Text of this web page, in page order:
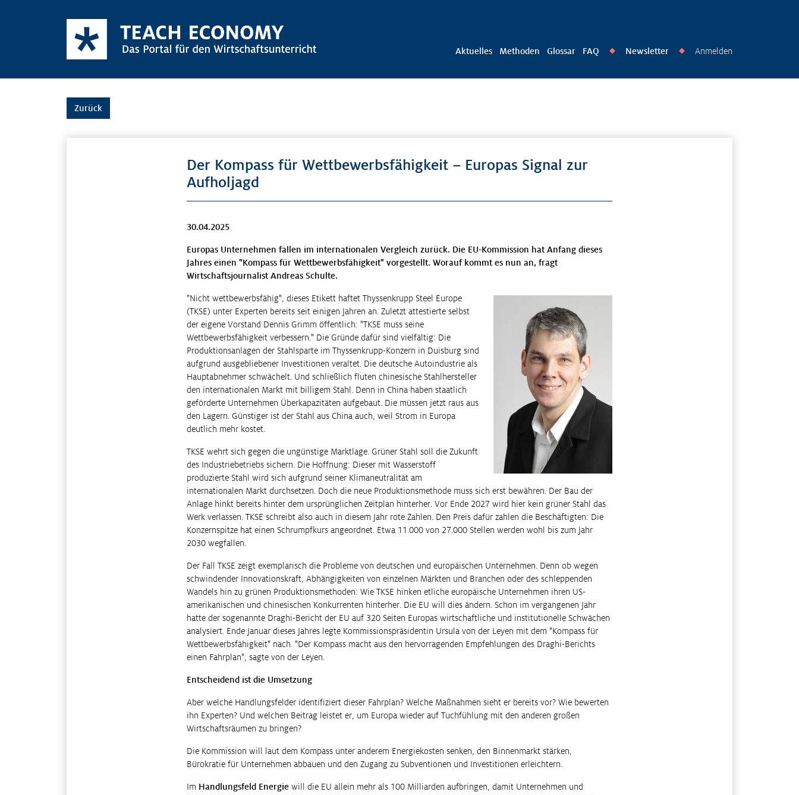
Aktuelles Methoden Glossar FAQ ◆ Newsletter ◆ Anmelden
Zurück
Der Kompass für Wettbewerbsfähigkeit – Europas Signal zur
Aufholjagd
30.04.2025
Europas Unternehmen fallen im internationalen Vergleich zurück. Die EU-Kommission hat Anfang dieses
Jahres einen "Kompass für Wettbewerbsfähigkeit" vorgestellt. Worauf kommt es nun an, fragt
Wirtschaftsjournalist Andreas Schulte.
"Nicht wettbewerbsfähig", dieses Etikett haftet Thyssenkrupp Steel Europe
(TKSE) unter Experten bereits seit einigen Jahren an. Zuletzt attestierte selbst
der eigene Vorstand Dennis Grimm öffentlich: "TKSE muss seine
Wettbewerbsfähigkeit verbessern." Die Gründe dafür sind vielfältig: Die
Produktionsanlagen der Stahlsparte im Thyssenkrupp-Konzern in Duisburg sind
aufgrund ausgebliebener Investitionen veraltet. Die deutsche Autoindustrie als
Hauptabnehmer schwächelt. Und schließlich fluten chinesische Stahlhersteller
den internationalen Markt mit billigem Stahl. Denn in China haben staatlich
geförderte Unternehmen Überkapazitäten aufgebaut. Die müssen jetzt raus aus
den Lagern. Günstiger ist der Stahl aus China auch, weil Strom in Europa
deutlich mehr kostet.
TKSE wehrt sich gegen die ungünstige Marktlage. Grüner Stahl soll die Zukunft
des Industriebetriebs sichern. Die Hoffnung: Dieser mit Wasserstoff
produzierte Stahl wird sich aufgrund seiner Klimaneutralität am
internationalen Markt durchsetzen. Doch die neue Produktionsmethode muss sich erst bewähren. Der Bau der
Anlage hinkt bereits hinter dem ursprünglichen Zeitplan hinterher. Vor Ende 2027 wird hier kein grüner Stahl das
Werk verlassen. TKSE schreibt also auch in diesem Jahr rote Zahlen. Den Preis dafür zahlen die Beschäftigten: Die
Konzernspitze hat einen Schrumpfkurs angeordnet. Etwa 11.000 von 27.000 Stellen werden wohl bis zum Jahr
2030 wegfallen.
Der Fall TKSE zeigt exemplarisch die Probleme von deutschen und europäischen Unternehmen. Denn ob wegen
schwindender Innovationskraft, Abhängigkeiten von einzelnen Märkten und Branchen oder des schleppenden
Wandels hin zu grünen Produktionsmethoden: Wie TKSE hinken etliche europäische Unternehmen ihren US-
amerikanischen und chinesischen Konkurrenten hinterher. Die EU will dies ändern. Schon im vergangenen Jahr
hatte der sogenannte Draghi-Bericht der EU auf 320 Seiten Europas wirtschaftliche und institutionelle Schwächen
analysiert. Ende Januar dieses Jahres legte Kommissionspräsidentin Ursula von der Leyen mit dem "Kompass für
Wettbewerbsfähigkeit" nach. "Der Kompass macht aus den hervorragenden Empfehlungen des Draghi-Berichts
einen Fahrplan", sagte von der Leyen.
Entscheidend ist die Umsetzung
Aber welche Handlungsfelder identifiziert dieser Fahrplan? Welche Maßnahmen sieht er bereits vor? Wie bewerten
ihn Experten? Und welchen Beitrag leistet er, um Europa wieder auf Tuchfühlung mit den anderen großen
Wirtschaftsräumen zu bringen?
Die Kommission will laut dem Kompass unter anderem Energiekosten senken, den Binnenmarkt stärken,
Bürokratie für Unternehmen abbauen und den Zugang zu Subventionen und Investitionen erleichtern.
Im Handlungsfeld Energie will die EU allein mehr als 100 Milliarden aufbringen, damit Unternehmen und